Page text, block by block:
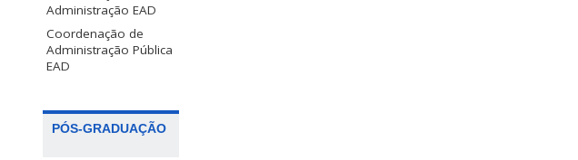
Administração EAD
Coordenação de
Administração Pública
EAD
PÓS-GRADUAÇÃO